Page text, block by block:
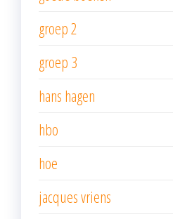
groep 2
groep 3
hans hagen
hbo
hoe
jacques vriens